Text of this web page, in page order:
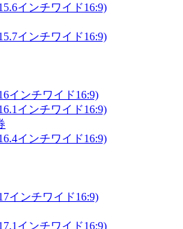
インチワイド16:9)
インチワイド16:9)
インチワイド16:9)
インチワイド16:9)
インチワイド16:9)
インチワイド16:9)
インチワイド16:9)